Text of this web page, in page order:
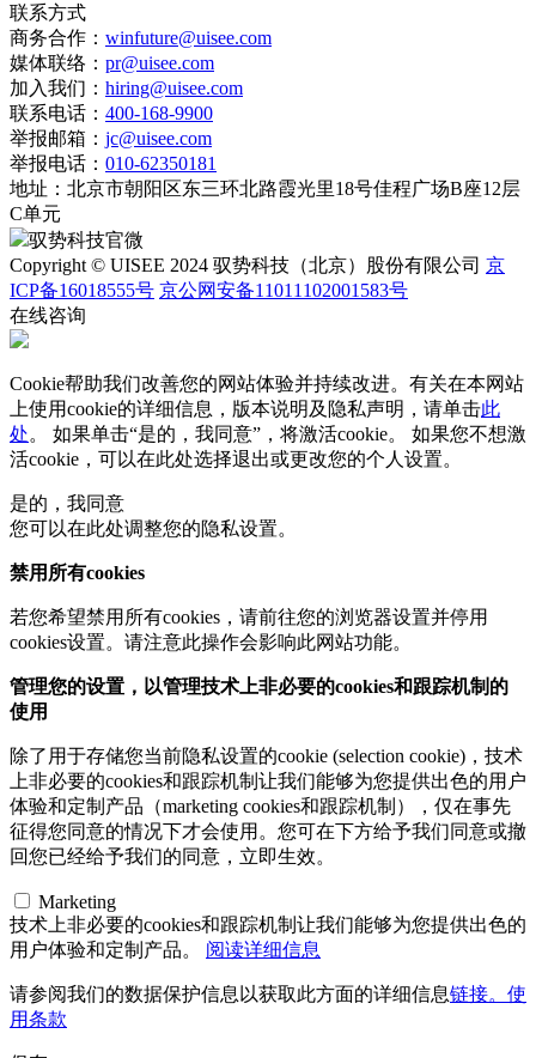
联系方式
商务合作： winfuture@uisee.com
媒体联络： pr@uisee.com
加入我们： hiring@uisee.com
联系电话： 400-168-9900
举报邮箱： jc@uisee.com
举报电话： 010-62350181
地址： 北京市朝阳区东三环北路霞光里18号佳程广场B座12层
C单元
驭势科技官微
Copyright © UISEE 2024 驭势科技（北京）股份有限公司 京
ICP备16018555号 京公网安备11011102001583号
在线咨询
Cookie帮助我们改善您的网站体验并持续改进。有关在本网站
上使用cookie的详细信息，版本说明及隐私声明，请单击此
处。 如果单击“是的，我同意”，将激活cookie。 如果您不想激
活cookie，可以在此处选择退出或更改您的个人设置。
是的，我同意
您可以在此处调整您的隐私设置。
禁用所有cookies
若您希望禁用所有cookies，请前往您的浏览器设置并停用
cookies设置。请注意此操作会影响此网站功能。
管理您的设置，以管理技术上非必要的cookies和跟踪机制的
使用
除了用于存储您当前隐私设置的cookie (selection cookie)，技术
上非必要的cookies和跟踪机制让我们能够为您提供出色的用户
体验和定制产品（marketing cookies和跟踪机制），仅在事先
征得您同意的情况下才会使用。您可在下方给予我们同意或撤
回您已经给予我们的同意，立即生效。
Marketing
技术上非必要的cookies和跟踪机制让我们能够为您提供出色的
用户体验和定制产品。 阅读详细信息
请参阅我们的数据保护信息以获取此方面的详细信息链接。使
用条款